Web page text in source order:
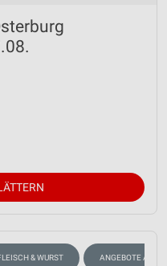
& WURST ANGEBOTE AB